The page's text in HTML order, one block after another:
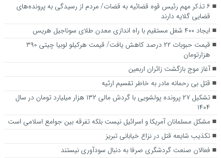
۶ تذکر مهم رئیس قوه قضائیه به قضات/ مردم از رسیدگی به پرونده‌های
قضایی گلایه‌ دارند‌
ایجاد ۴۰۰ شغل مستقیم با راه اندازی معدن طلای سوناجیل هریس
قیمت حبوبات ۲۲ درصد کاهش یافت/ قیمت هرکیلو لوبیا چیتی ۳۹۰
هزارتومان
آغاز موج بازگشت زائران اربعین
قتل بی رحمانه مادر به خاطر تقسیم ارثیه
تشکیل ۲۷ پرونده پولشویی با گردش مالی ۱۳۲ هزار میلیارد تومان در سال
۱۴۰۴
مشکل مسلمانان آمریکا و اسرائیل نیست بلکه تفرقه بین جوامع اسلامی است
تکذیب شایعه قتل در نزاع خیابانی تبریز
فعالان صنعت گردشگری صرفا به دنبال سودآوری نیستند